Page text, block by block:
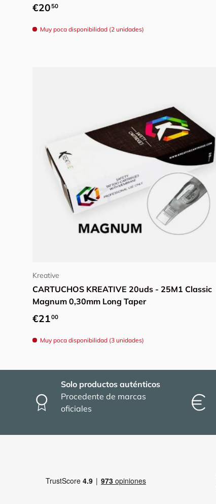
Precio normal
€20 50
Muy poca disponibilidad (2 unidades)
Kreative
CARTUCHOS KREATIVE 20uds - 25M1 Classic
Magnum 0,30mm Long Taper
Precio normal
€2100
Muy poca disponibilidad (3 unidades)
Solo productos auténticos
Procedente de marcas
oficiales